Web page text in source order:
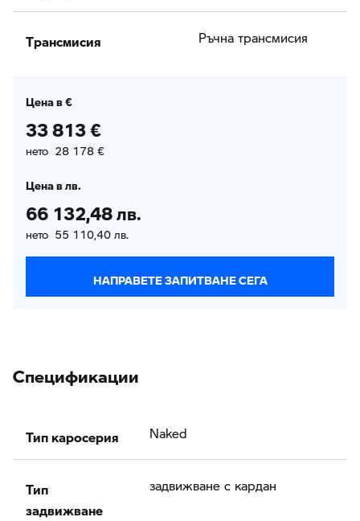
Tрансмисия Ръчна трансмисия
Цена в €
33 813 €
нето 28 178 €
Цена в лв.
66 132,48 лв.
нето 55 110,40 лв.
НАПРАВЕТЕ ЗАПИТВАНЕ СЕГА
Спецификации
Тип каросерия Naked
Тип
задвижване
задвижване с кардан